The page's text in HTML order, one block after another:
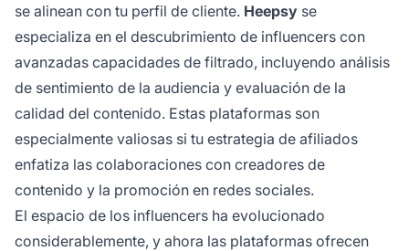
se alinean con tu perfil de cliente. Heepsy se
especializa en el descubrimiento de influencers con
avanzadas capacidades de filtrado, incluyendo análisis
de sentimiento de la audiencia y evaluación de la
calidad del contenido. Estas plataformas son
especialmente valiosas si tu estrategia de afiliados
enfatiza las colaboraciones con creadores de
contenido y la promoción en redes sociales.
El espacio de los influencers ha evolucionado
considerablemente, y ahora las plataformas ofrecen